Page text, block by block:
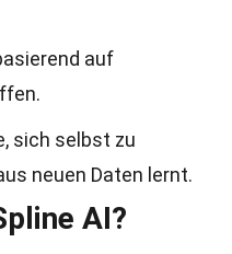
auf
sich selbst zu
neuen Daten lernt.
AI?